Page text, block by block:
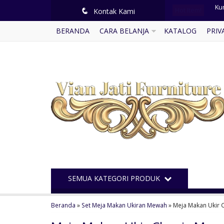
q Kontak Kami
BERANDA CARA BELANJA KATALOG
SEMUA KATEGORI PRODUK
Beranda » Set Meja Makan Ukiran Mewah » Meja Makan Ukir